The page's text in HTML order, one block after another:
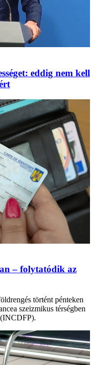
eddig nem kell
– folytatódik az
történt pénteken
szeizmikus térségben